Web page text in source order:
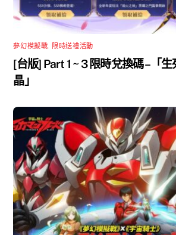
夢幻模擬戰 限時送禮活動
[台版] Part 1 ~ 3 限時兌換碼 –「
晶」